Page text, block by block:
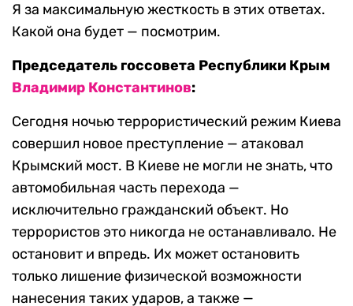
Я за максимальную жесткость в этих ответах.
Какой она будет — посмотрим.
Председатель госсовета Республики Крым
Владимир Константинов:
Сегодня ночью террористический режим Киева
совершил новое преступление — атаковал
Крымский мост. В Киеве не могли не знать, что
автомобильная часть перехода —
исключительно гражданский объект. Но
террористов это никогда не останавливало. Не
остановит и впредь. Их может остановить
только лишение физической возможности
нанесения таких ударов, а также —